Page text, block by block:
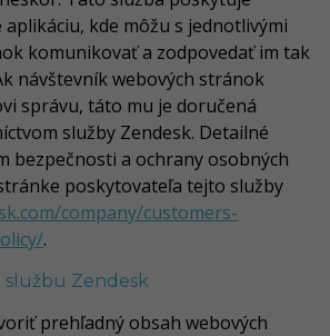
kde môžu s jednotlivými
komunikovať a zodpovedať im tak
návštevník webových stránok
správu, táto mu je doručená
služby Zendesk. Detailné
bezpečnosti a ochrany osobných
poskytovateľa tejto služby
company/customers-
.
službu Zendesk
prehľadný obsah webových